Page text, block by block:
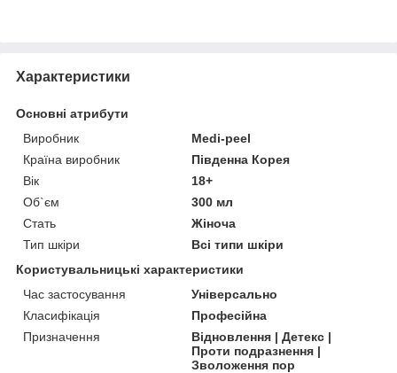
Характеристики
Основні атрибути
Виробник
Medi-peel
Країна виробник
Південна Корея
Вік
18+
Об`єм
300 мл
Стать
Жіноча
Тип шкіри
Всі типи шкіри
Користувальницькі характеристики
Час застосування
Універсально
Класифікація
Професійна
Призначення
Відновлення | Детекс |
Проти подразнення |
Зволоження пор